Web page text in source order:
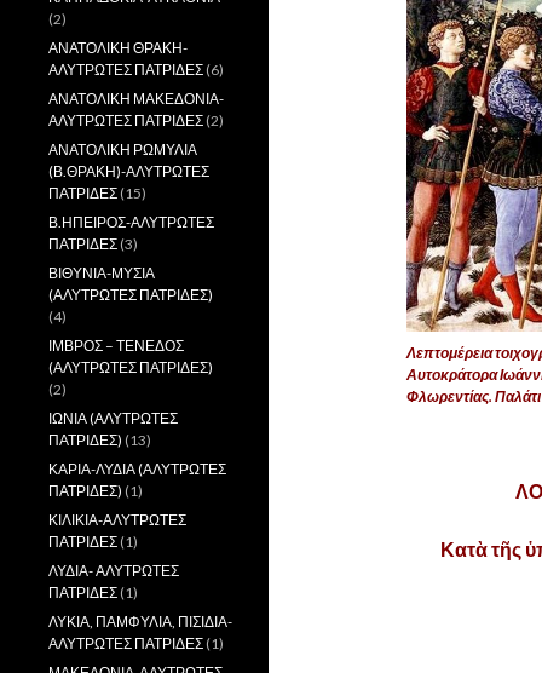
Λεπτομέρεια
Αυτοκράτορα
Φλωρεντίας.
Κατὰ τῆς
(2)
ΑΝΑΤΟΛΙΚΗ ΘΡΑΚΗ-
ΑΛΥΤΡΩΤΕΣ ΠΑΤΡΙΔΕΣ (6)
ΑΝΑΤΟΛΙΚΗ ΜΑΚΕΔΟΝΙΑ-
ΑΛΥΤΡΩΤΕΣ ΠΑΤΡΙΔΕΣ (2)
ΑΝΑΤΟΛΙΚΗ ΡΩΜΥΛΙΑ
(Β.ΘΡΑΚΗ)-ΑΛΥΤΡΩΤΕΣ
ΠΑΤΡΙΔΕΣ (15)
Β.ΗΠΕΙΡΟΣ-ΑΛΥΤΡΩΤΕΣ
ΠΑΤΡΙΔΕΣ (3)
ΒΙΘΥΝΙΑ-ΜΥΣΙΑ
(ΑΛΥΤΡΩΤΕΣ ΠΑΤΡΙΔΕΣ)
(4)
ΙΜΒΡΟΣ – ΤΕΝΕΔΟΣ
(ΑΛΥΤΡΩΤΕΣ ΠΑΤΡΙΔΕΣ)
(2)
ΙΩΝΙΑ (ΑΛΥΤΡΩΤΕΣ
ΠΑΤΡΙΔΕΣ) (13)
ΚΑΡΙΑ-ΛΥΔΙΑ (ΑΛΥΤΡΩΤΕΣ
ΠΑΤΡΙΔΕΣ) (1)
ΚΙΛΙΚΙΑ-ΑΛΥΤΡΩΤΕΣ
ΠΑΤΡΙΔΕΣ (1)
ΛΥΔΙΑ- ΑΛΥΤΡΩΤΕΣ
ΠΑΤΡΙΔΕΣ (1)
ΛΥΚΙΑ, ΠΑΜΦΥΛΙΑ, ΠΙΣΙΔΙΑ-
ΑΛΥΤΡΩΤΕΣ ΠΑΤΡΙΔΕΣ (1)